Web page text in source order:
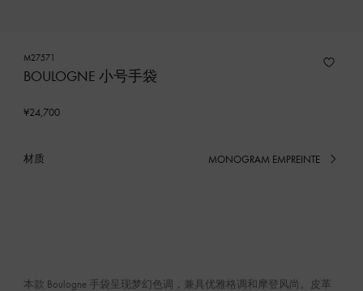
M27571
BOULOGNE 小号手袋
¥24,700
材质 MONOGRAM EMPREINTE
已
本款 Boulogne 手袋呈现梦幻色调，兼具优雅格调和摩登风尚。皮革